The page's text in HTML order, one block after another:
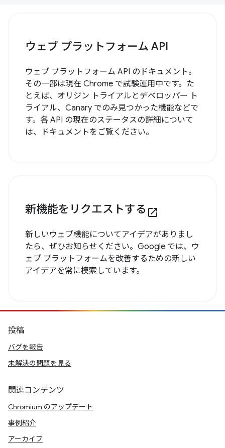
ウェブ プラットフォーム API
ウェブ プラットフォーム API のドキュメント。
その一部は現在 Chrome で試験運用中です。た
とえば、オリジン トライアルとデベロッパー ト
ライアル、Canary でのみ見つかった機能などで
す。各 API の現在のステータスの詳細について
は、ドキュメントをご覧ください。
新機能をリクエストする open_in_new
新しいウェブ機能についてアイデアがありまし
たら、ぜひお知らせください。Google では、ウ
ェブ プラットフォームを改善するための新しい
アイデアを常に模索しています。
投稿
バグを報告
未解決の問題を見る
関連コンテンツ
Chromium のアップデート
事例紹介
アーカイブ